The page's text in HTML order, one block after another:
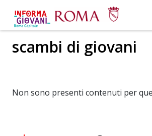
scambi di giovani
Non sono presenti contenuti per